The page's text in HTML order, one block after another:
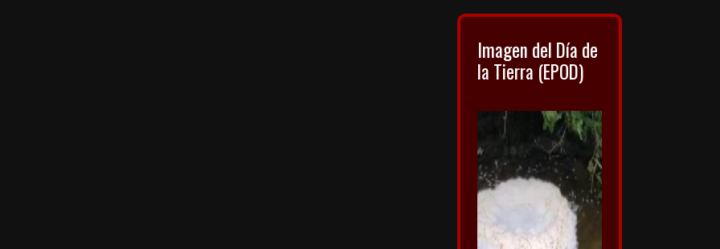
Imagen del Día de
la Tierra (EPOD)